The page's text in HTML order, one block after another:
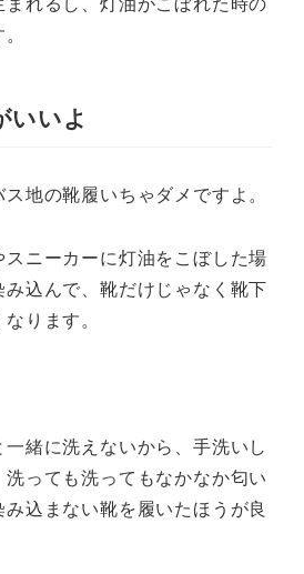
いいよ
地の靴履いちゃダメですよ。
ニーカーに灯油をこぼした場
込んで、靴だけじゃなく靴下
ります。
緒に洗えないから、手洗いし
っても洗ってもなかなか匂い
込まない靴を履いたほうが良